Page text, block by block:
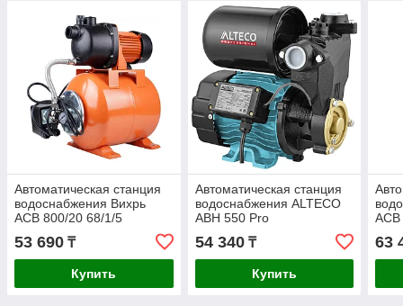
Автоматическая станция
водоснабжения Вихрь
АСВ 800/20 68/1/5
53 690 ₸
Купить
Автоматическая станция
водоснабжения ALTECO
АВН 550 Pro
54 340₸
Купить
63